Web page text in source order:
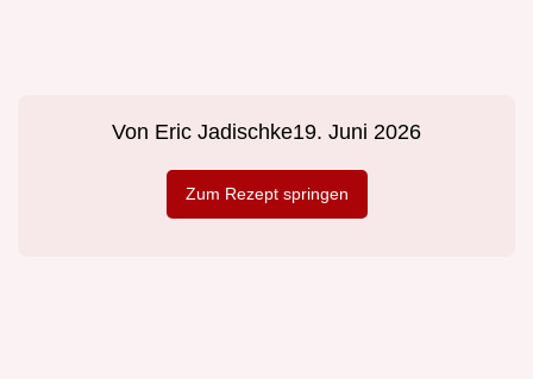
Von Eric Jadischke19. Juni 2026
Zum Rezept springen